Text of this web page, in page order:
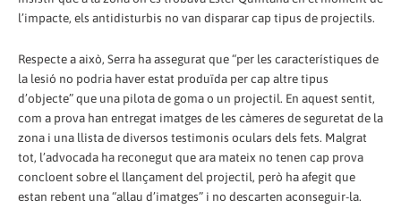
l’impacte, els antidisturbis no van disparar cap tipus de projectils.
Respecte a això, Serra ha assegurat que “per les característiques de
la lesió no podria haver estat produïda per cap altre tipus
d’objecte” que una pilota de goma o un projectil. En aquest sentit,
com a prova han entregat imatges de les càmeres de seguretat de la
zona i una llista de diversos testimonis oculars dels fets. Malgrat
tot, l’advocada ha reconegut que ara mateix no tenen cap prova
concloent sobre el llançament del projectil, però ha afegit que
estan rebent una “allau d’imatges” i no descarten aconseguir-la.